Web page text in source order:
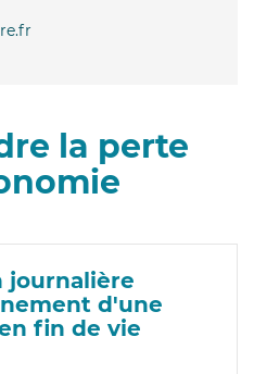
la perte
journalière
d'une
fin de vie